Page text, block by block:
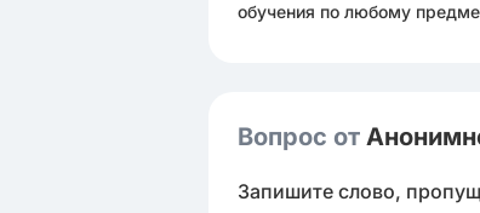
обучения по любому
Вопрос от
Запишите слово,